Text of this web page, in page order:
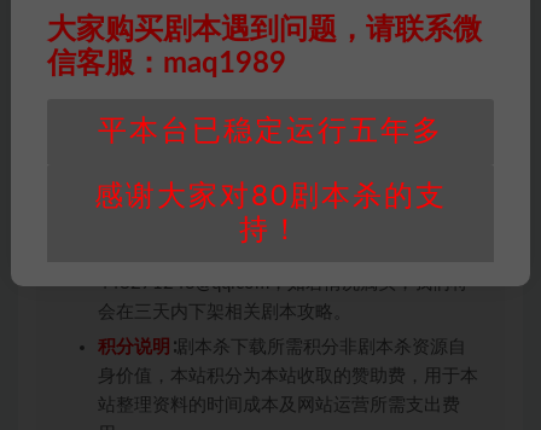
器→
点此下载←
免责声明： 本站所有剧本杀资源均为网友分享
投稿+个人整理而来，仅供学习研究使用，请勿
未购买，即代表已阅读本声明，理解并同意受本
版权归属：本站提供的任何剧本杀资源内容的版
权均属于机关版权或权利人。如有侵权，请发邮
448271243@qq.com，如若情况属实，我们将
会在三天内下架相关剧本攻略。
积分说明 ∶剧本杀下载所需积分非剧本杀资源自
身价值，本站积分为本站收取的赞助费，用于本
站整理资料的时间成本及网站运营所需支出费
大家购买剧本遇到问题，请联系微
信客服：maq1989
平本台已稳定运行五年多
感谢大家对80剧本杀的支
持！